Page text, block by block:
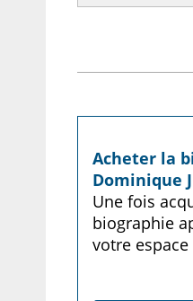
Acheter la
Dominique
Une fois
biographie
votre